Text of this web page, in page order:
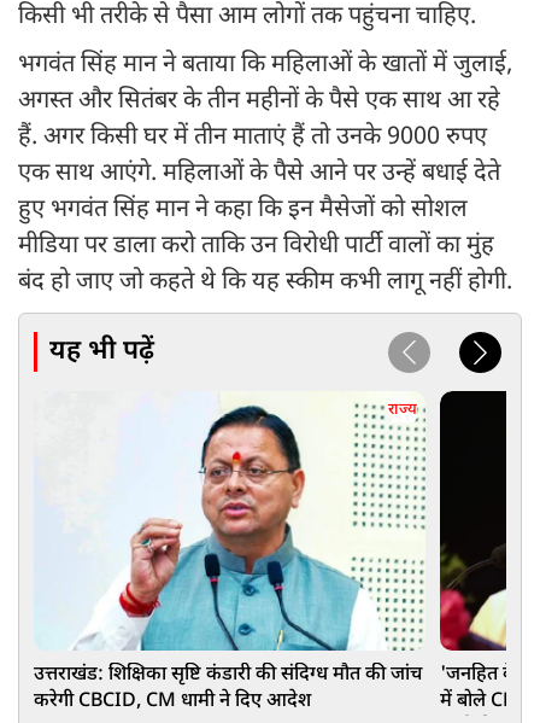
किसी भी तरीके से पैसा आम लोगों तक पहुंचना चाहिए.
भगवंत सिंह मान ने बताया कि महिलाओं के खातों में जुलाई,
अगस्त और सितंबर के तीन महीनों के पैसे एक साथ आ रहे
हैं. अगर किसी घर में तीन माताएं हैं तो उनके 9000 रुपए
एक साथ आएंगे. महिलाओं के पैसे आने पर उन्हें बधाई देते
हुए भगवंत सिंह मान ने कहा कि इन मैसेजों को सोशल
मीडिया पर डाला करो ताकि उन विरोधी पार्टी वालों का मुंह
बंद हो जाए जो कहते थे कि यह स्कीम कभी लागू नहीं होगी.
यह भी पढ़ें
राज्य
उत्तराखंड: शिक्षिका सृष्टि कंडारी की संदिग्ध मौत की जांच
करेगी CBCID, CM धामी ने दिए आदेश
'जनहित के
में बोले CM